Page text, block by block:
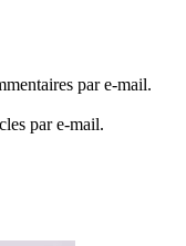
par e-mail.
par e-mail.